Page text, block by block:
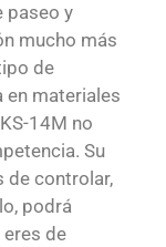
paseo y
mucho más
de
en materiales
14M no
Su
de controlar,
podrá
de